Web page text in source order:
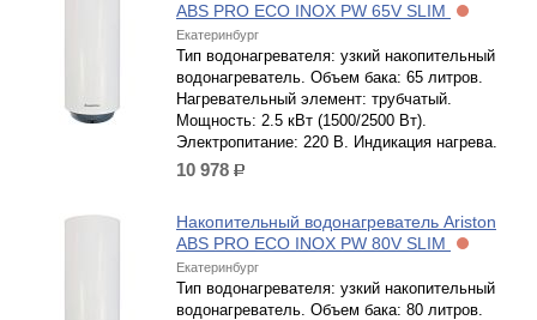
ABS PRO ECO INOX PW 65V SLIM
Екатеринбург
Тип водонагревателя: узкий накопительный
водонагреватель. Объем бака: 65 литров.
Нагревательный элемент: трубчатый.
Мощность: 2.5 кВт (1500/2500 Вт).
Электропитание: 220 В. Индикация нагрева.
10 978 р.
Накопительный водонагреватель Ariston
ABS PRO ECO INOX PW 80V SLIM
Екатеринбург
Тип водонагревателя: узкий накопительный
водонагреватель. Объем бака: 80 литров.